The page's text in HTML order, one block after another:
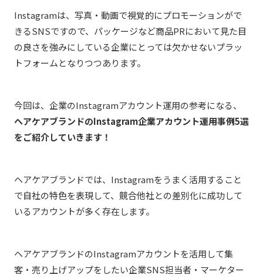
Instagramは、写真・動画で視覚的にプロモーションがで
きるSNSですので、パッケージなど商品PRにおいて見た目
の良さを強みにしている企業にとっては欠かせないプラッ
トフォームとなりつつあります。
今回は、企業のInstagramアカウント運用の参考になる、
ヘアケアブランドのInstagram企業アカウント運用事例5選
をご紹介していきます！
ヘアケアブランドでは、Instagramをうまく活用すること
で自社の特色を表現して、競合他社との差別化に成功して
いるアカウントが多く存在します。
ヘアケアブランドのInstagramアカウントを活用して集
客・売り上げアップをしたい企業SNS担当者・マーケター